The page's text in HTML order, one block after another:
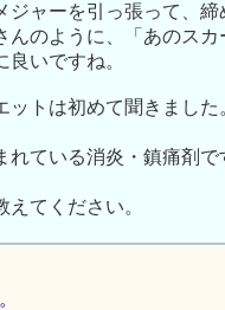
ジャーを引っ張って、
んのように、「あのス
いですね。
ットは初めて聞きまし
れている消炎・鎮痛剤
てください。